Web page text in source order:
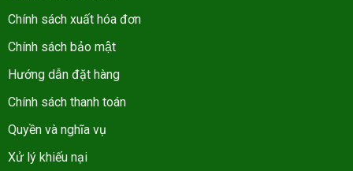
Chính sách xuất hóa đơn
Chính sách bảo mật
Hướng dẫn đặt hàng
Chính sách thanh toán
Quyền và nghĩa vụ
Xử lý khiếu nại